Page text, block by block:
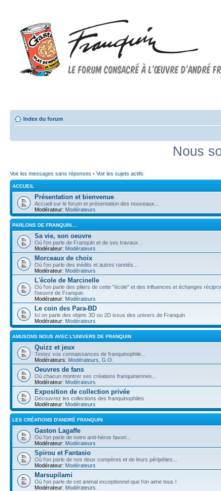
Index du forum
Nous
Voir les messages sans réponses • Voir les sujets actifs
ACCUEIL
Présentation et bienvenue
Accueil sur le forum et présentation des nouveaux...
Modérateur: Modérateurs
PARLONS DE FRANQUIN....
Sa vie, son oeuvre
Où l'on parle de Franquin et de ses travaux...
Modérateur: Modérateurs
Morceaux de choix
Où l'on parle des inédits et autres raretés...
Modérateur: Modérateurs
L'école de Marcinelle
Où l'on parle des piliers de cette "école" et des influences et échanges
l'oeuvre de Franquin
Modérateur: Modérateurs
Le coin des Para-BD
Ici on parle des objets 3D ou 2D issus des univers de Franquin
Modérateur: Modérateurs
AMUSONS NOUS AVEC L'UNIVERS DE FRANQUIN
Quizz et jeux
Testez vos connaissances de franquinophile...
Modérateurs: Modérateurs G.O.
Oeuvres de fans
Où chacun montrer ses créations franquiniennes...
Modérateur: Modérateurs
Exposition de collection privée
Découvrez les collections des franquinophiles
Modérateur: Modérateurs
LES CRÉATIONS D'ANDRÉ FRANQUIN
Gaston Lagaffe
Où l'on parle de notre anti-héros favori...
Modérateur: Modérateurs
Spirou et Fantasio
Où l'on parle de nos deux compères et de leurs péripéties...
Modérateur: Modérateurs
Marsupilami
Où l'on parle de cet animal exceptionnel que l'on aime tous !
Modérateur: Modérateurs